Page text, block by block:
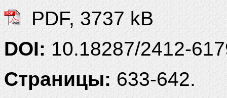
PDF, 3737 kB
DOI:10.18287/2412-
Страницы: 633-642.